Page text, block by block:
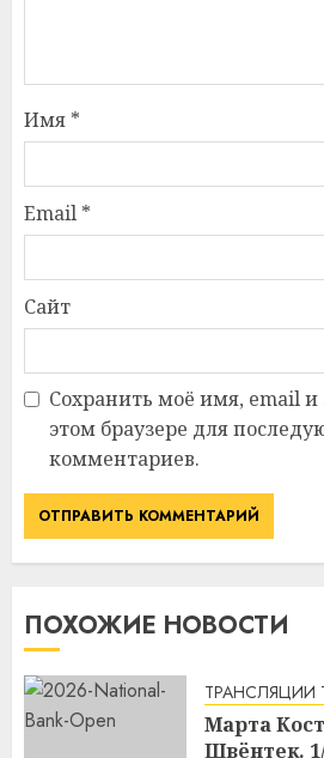
Имя *
Email *
Сайт
Сохранить моё имя, email и
этом браузере для
комментариев.
ПОХОЖИЕ НОВОСТИ
ТРАНСЛЯЦИИ
Марта
Швёнтек.